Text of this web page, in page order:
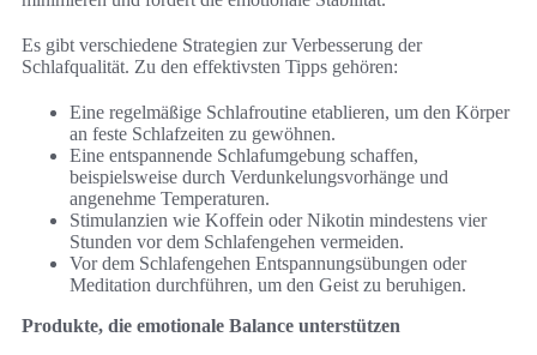
Es gibt verschiedene Strategien zur Verbesserung der
Schlafqualität. Zu den effektivsten Tipps gehören:
Eine regelmäßige Schlafroutine etablieren, um den Körper
an feste Schlafzeiten zu gewöhnen.
Eine entspannende Schlafumgebung schaffen,
beispielsweise durch Verdunkelungsvorhänge und
angenehme Temperaturen.
Stimulanzien wie Koffein oder Nikotin mindestens vier
Stunden vor dem Schlafengehen vermeiden.
Vor dem Schlafengehen Entspannungsübungen oder
Meditation durchführen, um den Geist zu beruhigen.
Produkte, die emotionale Balance unterstützen